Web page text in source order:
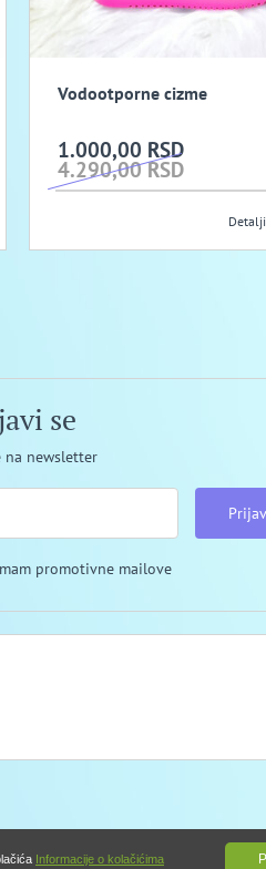
Vodootporne cizme
1.000,00 RSD
4.290,00 RSD
Detalji
se
na newsletter
promotivne mailove
Informacije o kolačićima